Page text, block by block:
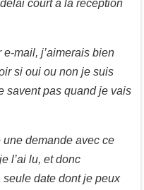
court à la réception
mail, j’aimerais bien
si oui ou non je suis
savent pas quand je vais
une demande avec ce
l’ai lu, et donc
date dont je peux